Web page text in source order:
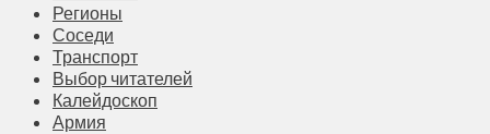
Регионы
Соседи
Транспорт
Выбор читателей
Калейдоскоп
Армия